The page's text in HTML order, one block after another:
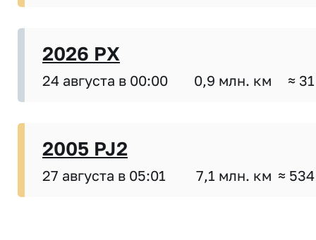
2026 PX
24 августа в 00:00 0,9 млн. км ≈
2005 PJ2
27 августа в 05:01 7,1 млн. км ≈